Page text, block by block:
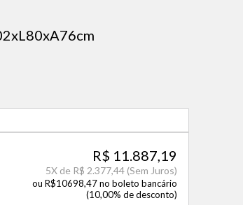
R$ 11.887,19
5X de R$ 2.377,44 (Sem Juros)
ou R$10698,47 no boleto bancário
(10,00% de desconto)